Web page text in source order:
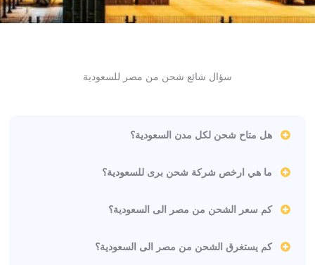
سؤال شائع شحن من مصر للسعودية
هل متاح شحن لكل مدن السعودية؟
ما هي ارخص شركة شحن برى للسعودية؟
كم سعر الشحن من مصر الى السعودية؟
كم يستغرق الشحن من مصر الى السعودية؟